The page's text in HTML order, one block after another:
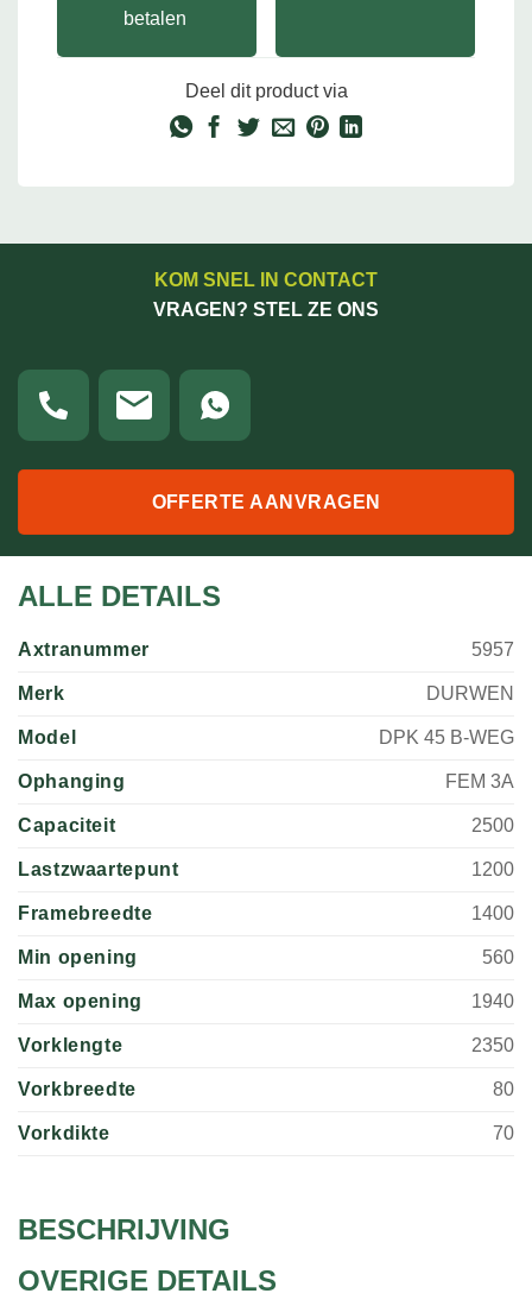
betalen
Deel dit product via
KOM SNEL IN CONTACT
VRAGEN? STEL ZE ONS
OFFERTE AANVRAGEN
ALLE DETAILS
Axtranummer 5957
Merk DURWEN
Model DPK 45 B-WEG
Ophanging FEM 3A
Capaciteit 2500
Lastzwaartepunt 1200
Framebreedte 1400
Min opening 560
Max opening 1940
Vorklengte 2350
Vorkbreedte 80
Vorkdikte 70
BESCHRIJVING
OVERIGE DETAILS